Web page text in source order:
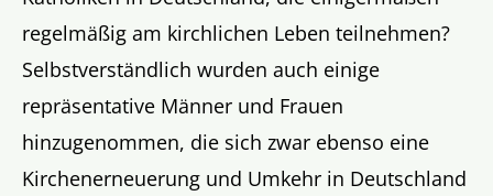
regelmäßig am kirchlichen Leben teilnehmen?
Selbstverständlich wurden auch einige
repräsentative Männer und Frauen
hinzugenommen, die sich zwar ebenso eine
Kirchenerneuerung und Umkehr in Deutschland